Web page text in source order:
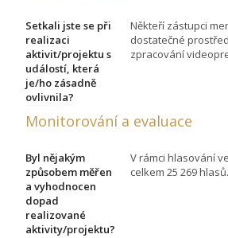
Setkali jste se při
realizaci
aktivit/projektu s
událostí, která
je/ho zásadně
ovlivnila?
Někteří zástupci
dostatečné
zpracování
Monitorování a evaluace
Byl nějakým
způsobem měřen
a vyhodnocen
dopad
realizované
aktivity/projektu?
V rámci hlasování
celkem 25 269 hlasů.